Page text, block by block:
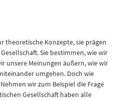
theoretische Konzepte, sie prägen
Sie bestimmen, wie wir
unsere Meinungen äußern, wie wir
umgehen. Doch wie
wir zum Beispiel die Frage
Gesellschaft haben alle